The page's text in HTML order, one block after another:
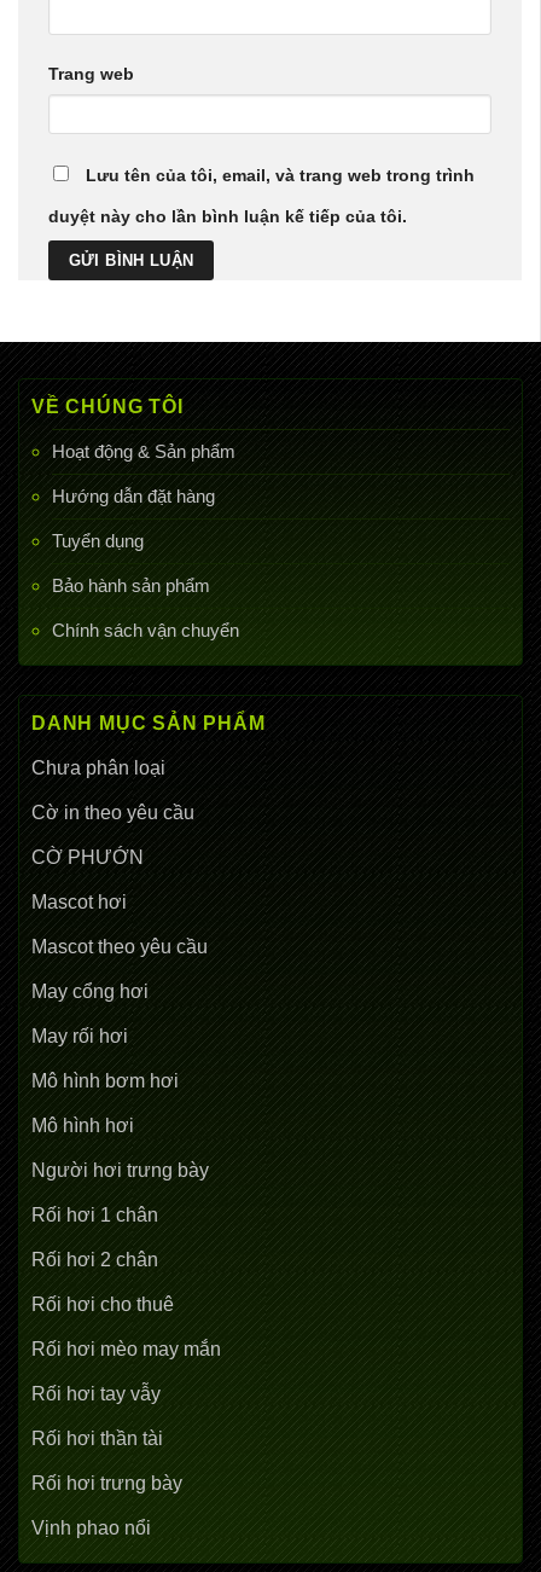
VỀ CHÚNG TÔI
Hoạt động & Sản phẩm
Hướng dẫn đặt hàng
Tuyển dụng
Bảo hành sản phẩm
Chính sách vận chuyển
DANH MỤC SẢN PHẨM
Chưa phân loại
Cờ in theo yêu cầu
CỜ PHƯỚN
Mascot hơi
Mascot theo yêu cầu
May cổng hơi
May rối hơi
Mô hình bơm hơi
Mô hình hơi
Người hơi trưng bày
Rối hơi 1 chân
Rối hơi 2 chân
Rối hơi cho thuê
Rối hơi mèo may mắn
Rối hơi tay vẫy
Rối hơi thần tài
Rối hơi trưng bày
Vịnh phao nổi
Trang web
Lưu tên của tôi, email, và trang web trong trình
duyệt này cho lần bình luận kế tiếp của tôi.